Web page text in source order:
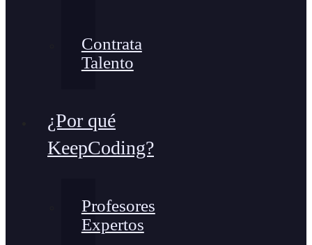
Contrata
Talento
¿Por qué
KeepCoding?
Profesores
Expertos